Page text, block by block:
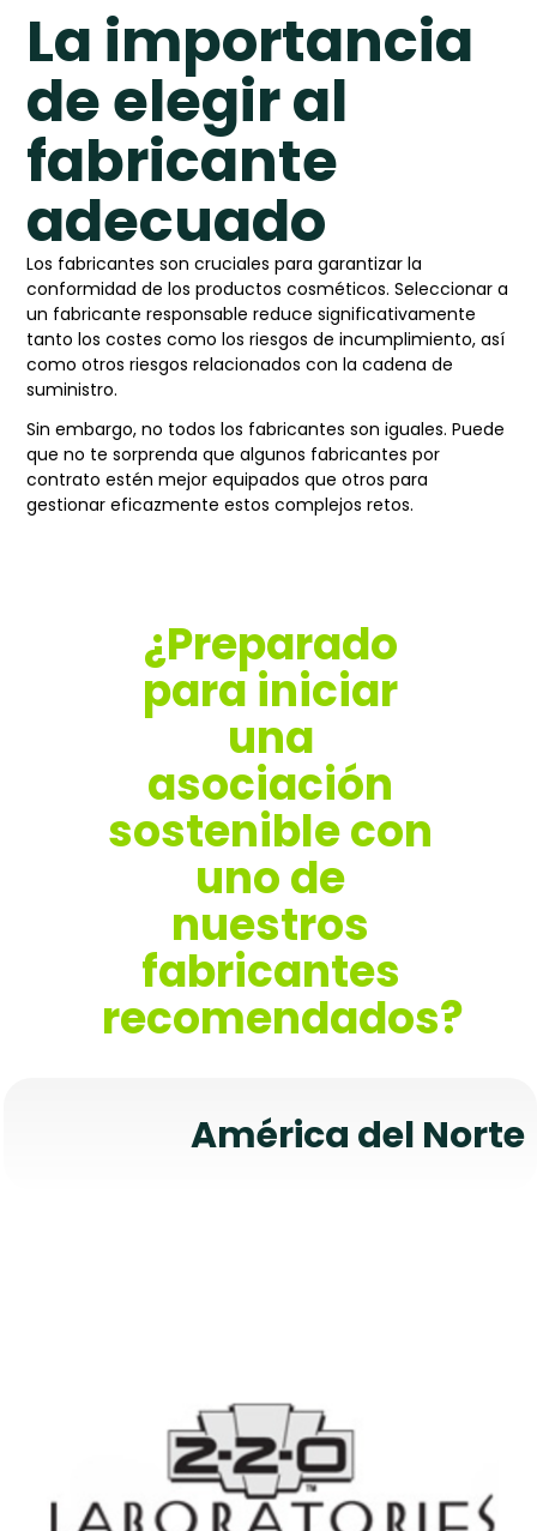
La importancia
de elegir al
fabricante
adecuado
Los fabricantes son cruciales para garantizar la
conformidad de los productos cosméticos. Seleccionar a
un fabricante responsable reduce significativamente
tanto los costes como los riesgos de incumplimiento, así
como otros riesgos relacionados con la cadena de
suministro.
Sin embargo, no todos los fabricantes son iguales. Puede
que no te sorprenda que algunos fabricantes por
contrato estén mejor equipados que otros para
gestionar eficazmente estos complejos retos.
¿Preparado
para iniciar
una
asociación
sostenible con
uno de
nuestros
fabricantes
recomendados?
América del Norte